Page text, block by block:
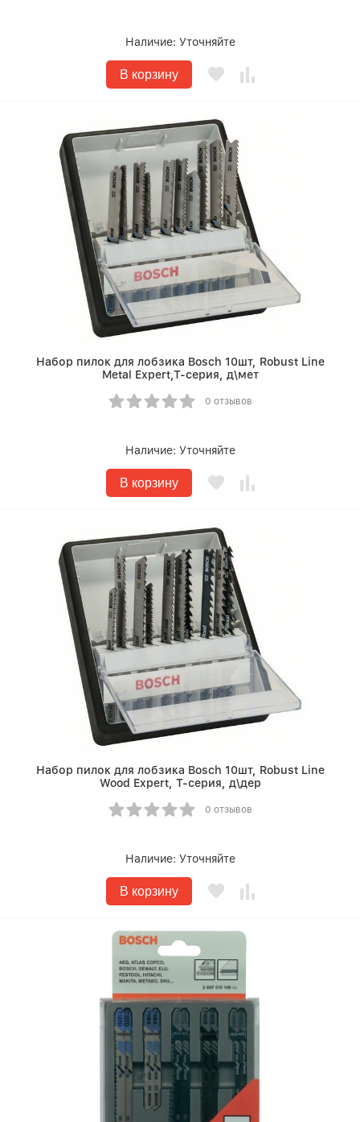
Наличие: Уточняйте
В корзину
Набор пилок для лобзика Bosch 10шт, Robust Line
Metal Expert,T-серия, д\мет
0 отзывов
Наличие: Уточняйте
В корзину
Набор пилок для лобзика Bosch 10шт, Robust Line
Wood Expert, T-серия, д\дер
0 отзывов
Наличие: Уточняйте
В корзину